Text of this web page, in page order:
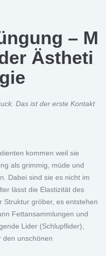
– M
Ästheti
Das ist der erste Kontakt
kommen weil sie
als grimmig, müde und
Dabei sind sie es nicht im
lässt die Elastizität des
Struktur gröber, es entstehen
Fettansammlungen und
Lider (Schlupflider),
den unschönen